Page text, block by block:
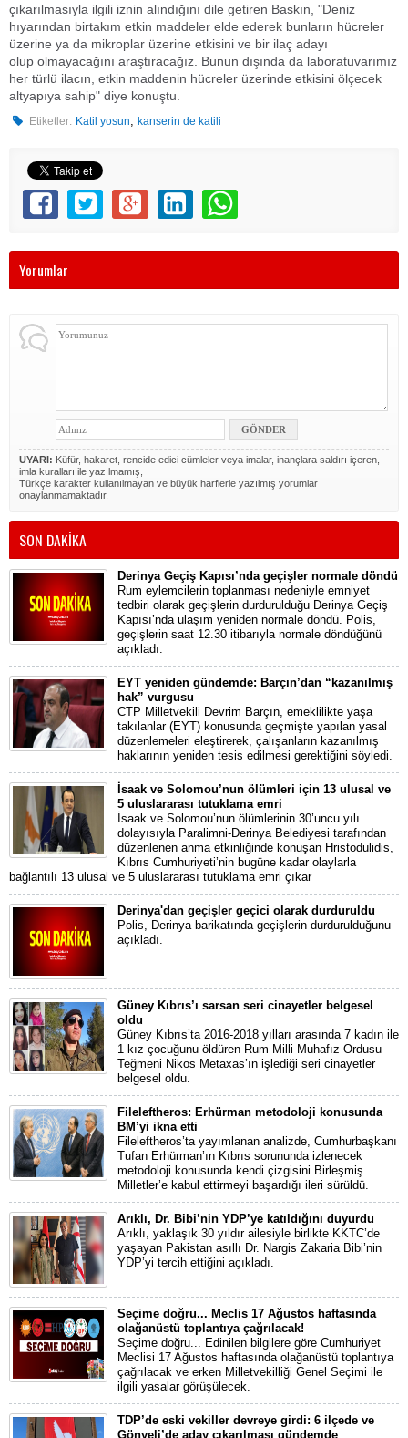
çıkarılmasıyla ilgili iznin alındığını dile getiren Baskın, "Deniz
hıyarından birtakım etkin maddeler elde ederek bunların hücreler
üzerine ya da mikroplar üzerine etkisini ve bir ilaç adayı
olup olmayacağını araştıracağız. Bunun dışında da laboratuvarımız
her türlü ilacın, etkin maddenin hücreler üzerinde etkisini ölçecek
altyapıya sahip" diye konuştu.
Etiketler: Katil yosun ,kanserin de katili
Yorumlar
UYARI: Küfür, hakaret, rencide edici cümleler veya imalar, inançlara saldırı içeren,
imla kuralları ile yazılmamış,
Türkçe karakter kullanılmayan ve büyük harflerle yazılmış yorumlar
onaylanmamaktadır.
SON DAKİKA
Derinya Geçiş Kapısı’nda geçişler normale döndü
Rum eylemcilerin toplanması nedeniyle emniyet
tedbiri olarak geçişlerin durdurulduğu Derinya Geçiş
Kapısı’nda ulaşım yeniden normale döndü. Polis,
geçişlerin saat 12.30 itibarıyla normale döndüğünü
açıkladı.
EYT yeniden gündemde: Barçın’dan “kazanılmış
hak” vurgusu
CTP Milletvekili Devrim Barçın, emeklilikte yaşa
takılanlar (EYT) konusunda geçmişte yapılan yasal
düzenlemeleri eleştirerek, çalışanların kazanılmış
haklarının yeniden tesis edilmesi gerektiğini söyledi.
İsaak ve Solomou’nun ölümleri için 13 ulusal ve
5 uluslararası tutuklama emri
İsaak ve Solomou’nun ölümlerinin 30’uncu yılı
dolayısıyla Paralimni-Derinya Belediyesi tarafından
düzenlenen anma etkinliğinde konuşan Hristodulidis,
Kıbrıs Cumhuriyeti’nin bugüne kadar olaylarla
bağlantılı 13 ulusal ve 5 uluslararası tutuklama emri çıkar
Derinya'dan geçişler geçici olarak durduruldu
Polis, Derinya barikatında geçişlerin durdurulduğunu
açıkladı.
Güney Kıbrıs’ı sarsan seri cinayetler belgesel
oldu
Güney Kıbrıs’ta 2016-2018 yılları arasında 7 kadın ile
1 kız çocuğunu öldüren Rum Milli Muhafız Ordusu
Teğmeni Nikos Metaxas’ın işlediği seri cinayetler
belgesel oldu.
Fileleftheros: Erhürman metodoloji konusunda
BM’yi ikna etti
Fileleftheros’ta yayımlanan analizde, Cumhurbaşkanı
Tufan Erhürman’ın Kıbrıs sorununda izlenecek
metodoloji konusunda kendi çizgisini Birleşmiş
Milletler’e kabul ettirmeyi başardığı ileri sürüldü.
Arıklı, Dr. Bibi’nin YDP’ye katıldığını duyurdu
Arıklı, yaklaşık 30 yıldır ailesiyle birlikte KKTC’de
yaşayan Pakistan asıllı Dr. Nargis Zakaria Bibi’nin
YDP’yi tercih ettiğini açıkladı.
Seçime doğru... Meclis 17 Ağustos haftasında
olağanüstü toplantıya çağrılacak!
Seçime doğru... Edinilen bilgilere göre Cumhuriyet
Meclisi 17 Ağustos haftasında olağanüstü toplantıya
çağrılacak ve erken Milletvekilliği Genel Seçimi ile
ilgili yasalar görüşülecek.
TDP’de eski vekiller devreye girdi: 6 ilçede ve
Gönyeli’de aday çıkarılması gündemde